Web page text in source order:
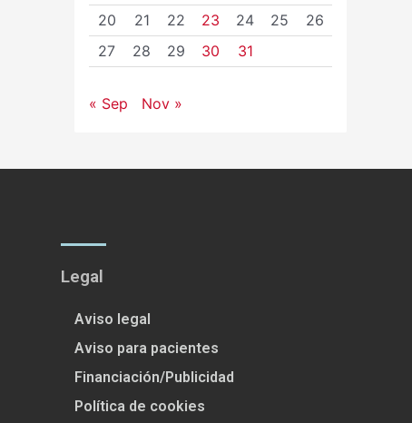
20
21 22 23 24 25
26
27
28 29 30 31
« Sep Nov »
Legal
Aviso legal
Aviso para pacientes
Financiación/Publicidad
Política de cookies